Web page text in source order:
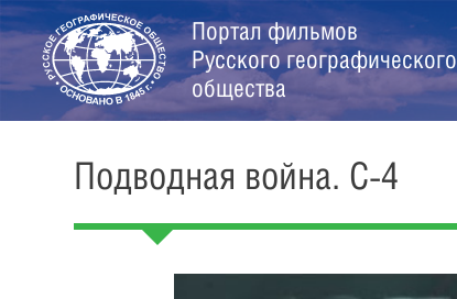
Портал фильмов
Русского географического
общества
Подводная война. С-4